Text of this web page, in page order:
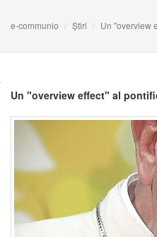
e-communio Știri Un "overview
Un "overview effect" al